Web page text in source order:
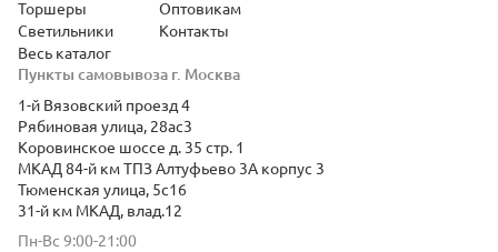
Пункты самовывоза г. Москва
1-й Вязовский проезд 4
Рябиновая улица, 28ас3
Коровинское шоссе д. 35 стр. 1
МКАД 84-й км ТПЗ Алтуфьево 3А корпус 3
Тюменская улица, 5с16
31-й км МКАД, влад.12
Пн-Вс 9:00-21:00
Торшеры
Светильники
Весь каталог
Оптовикам
Контакты